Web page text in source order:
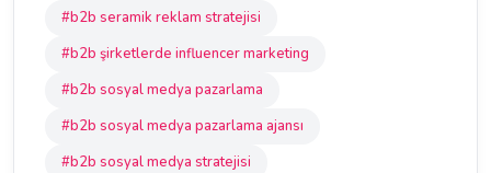
#b2b seramik reklam stratejisi
#b2b şirketlerde influencer marketing
#b2b sosyal medya pazarlama
#b2b sosyal medya pazarlama ajansı
#b2b sosyal medya stratejisi